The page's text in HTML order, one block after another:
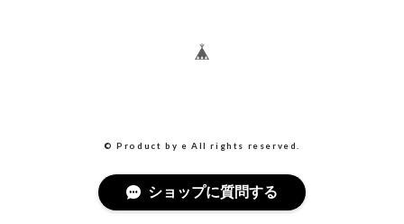
© Product by e All rights reserved.
ショップに質問する